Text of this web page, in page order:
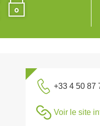
+33 4 50 87
Voir le site